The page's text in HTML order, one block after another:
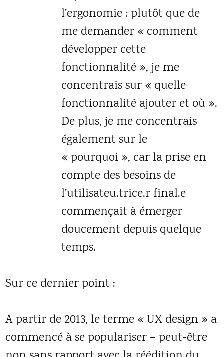
l’ergonomie : plutôt que de
me demander « comment
développer cette
fonctionnalité », je me
concentrais sur « quelle
fonctionnalité ajouter et où ».
De plus, je me concentrais
également sur le
« pourquoi », car la prise en
compte des besoins de
l’utilisateu.trice.r final.e
commençait à émerger
doucement depuis quelque
temps.
Sur ce dernier point :
A partir de 2013, le terme « UX design » a
commencé à se populariser – peut-être